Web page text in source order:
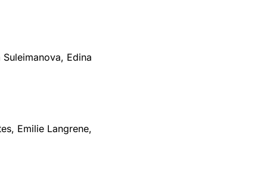
Edina
Emilie Langrene,